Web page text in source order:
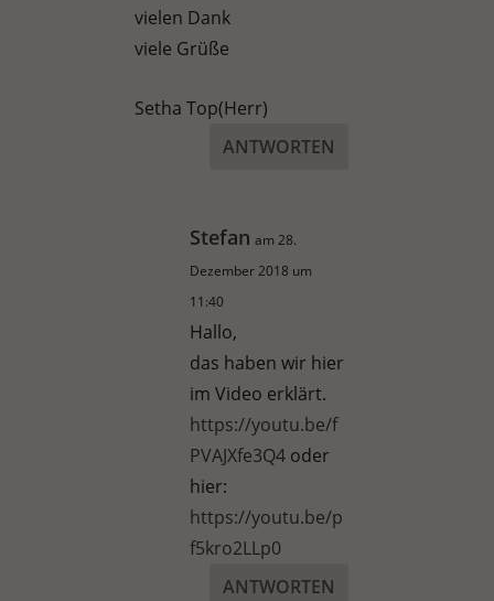
vielen Dank
viele Grüße
Setha Top(Herr)
ANTWORTEN
Stefan am 28.
Dezember 2018 um
11:40
Hallo,
das haben wir hier
im Video erklärt.
https://youtu.be/f
PVAJXfe3Q4 oder
hier:
https://youtu.be/p
f5kro2LLp0
ANTWORTEN